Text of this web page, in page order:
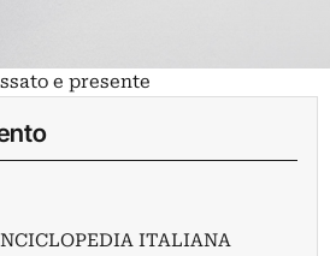
e presente
ITALIANA